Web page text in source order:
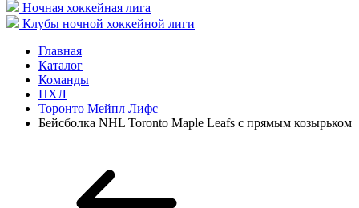
Ночная хоккейная лига
Клубы ночной хоккейной лиги
Главная
Каталог
Команды
НХЛ
Торонто Мейпл Лифс
Бейсболка NHL Toronto Maple Leafs с прямым козырьком